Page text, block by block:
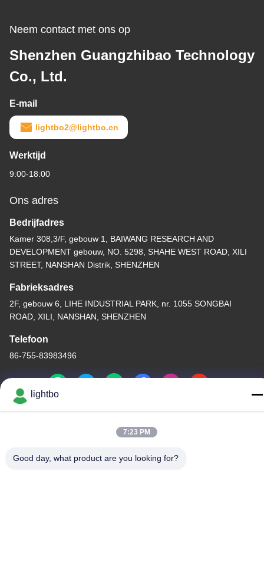
Neem contact met ons op
Shenzhen Guangzhibao Technology
Co., Ltd.
E-mail
lightbo2@lightbo.cn
Werktijd
9:00-18:00
Ons adres
Bedrijfadres
Kamer 308,3/F, gebouw 1, BAIWANG RESEARCH AND
DEVELOPMENT gebouw, NO. 5298, SHAHE WEST ROAD, XILI
STREET, NANSHAN Distrik, SHENZHEN
Fabrieksadres
2F, gebouw 6, LIHE INDUSTRIAL PARK, nr. 1055 SONGBAI
ROAD, XILI, NANSHAN, SHENZHEN
Telefoon
86-755-83983496
China Goed Kwaliteit 7 segment LEIDENE Vertoning Auteursrecht
© -2026 Shenzhen Guangzhibao Technology Co., Ltd. Allemaal.
Alle rechten voorbehouden.
lightbo
7:23 PM
Good day, what product are you looking for?